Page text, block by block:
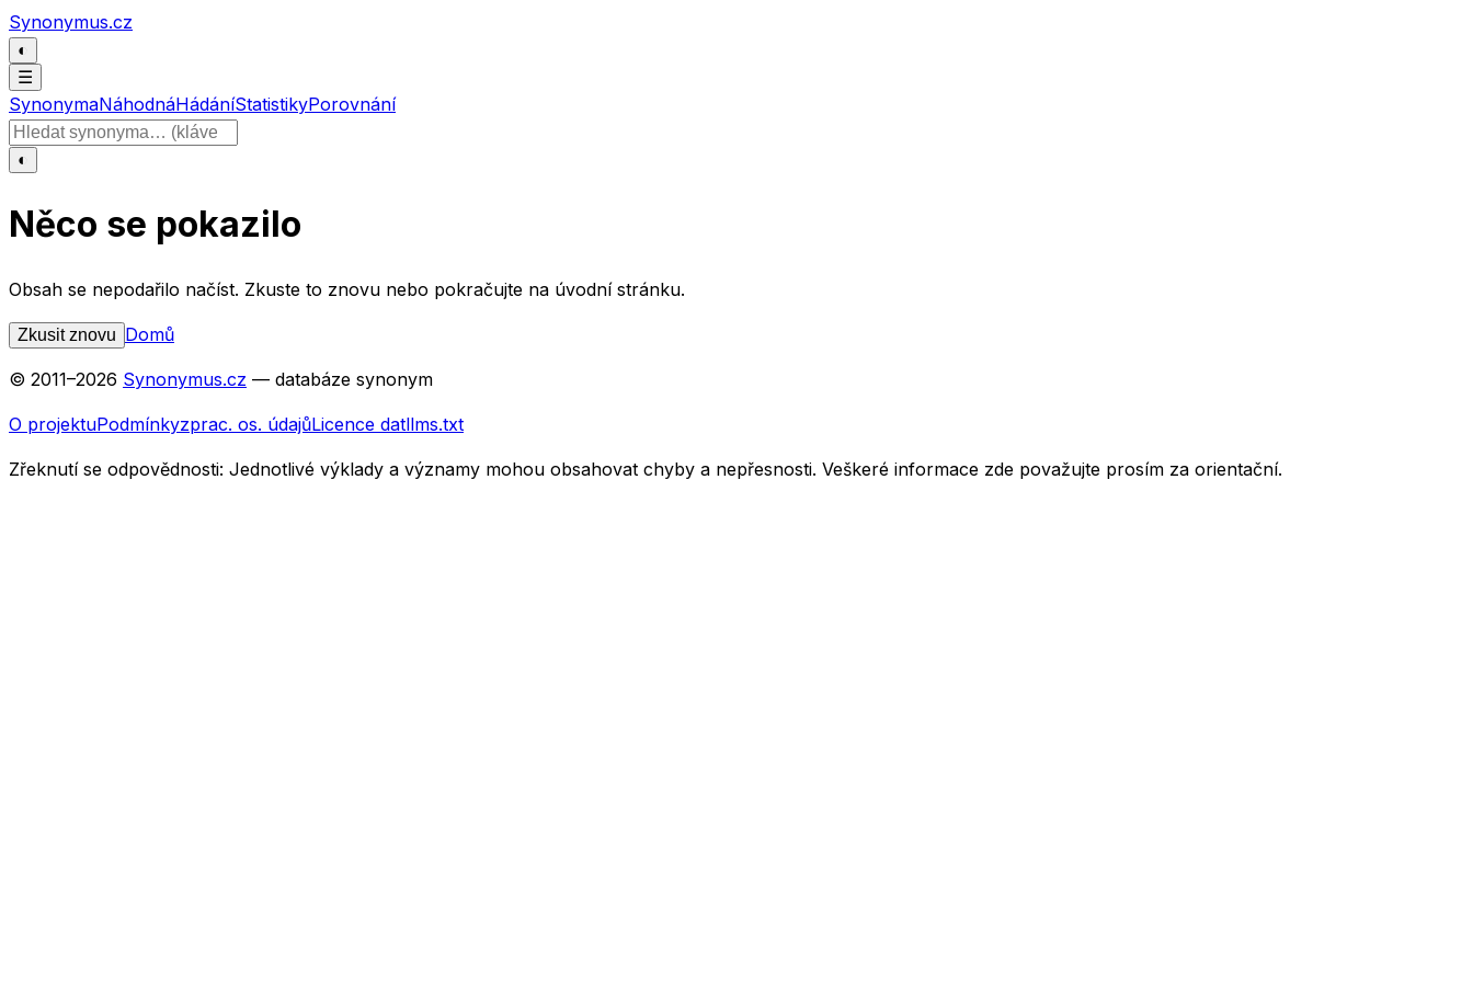
Přeskočit na obsah
Synonymus.cz
◐
☰
SynonymaNáhodnáHádáníStatistikyPorovnání
Hledat slovo
◐
Něco se pokazilo
Obsah se nepodařilo načíst. Zkuste to znovu nebo pokračujte na úvodní stránku.
Zkusit znovu Domů
© 2011–2026 Synonymus.cz — databáze synonym
O projektuPodmínkyzprac. os. údajůLicence datllms.txt
Zřeknutí se odpovědnosti: Jednotlivé výklady a významy mohou obsahovat chyby a nepřesnosti. Veškeré informace zde považujte prosím za orientační.